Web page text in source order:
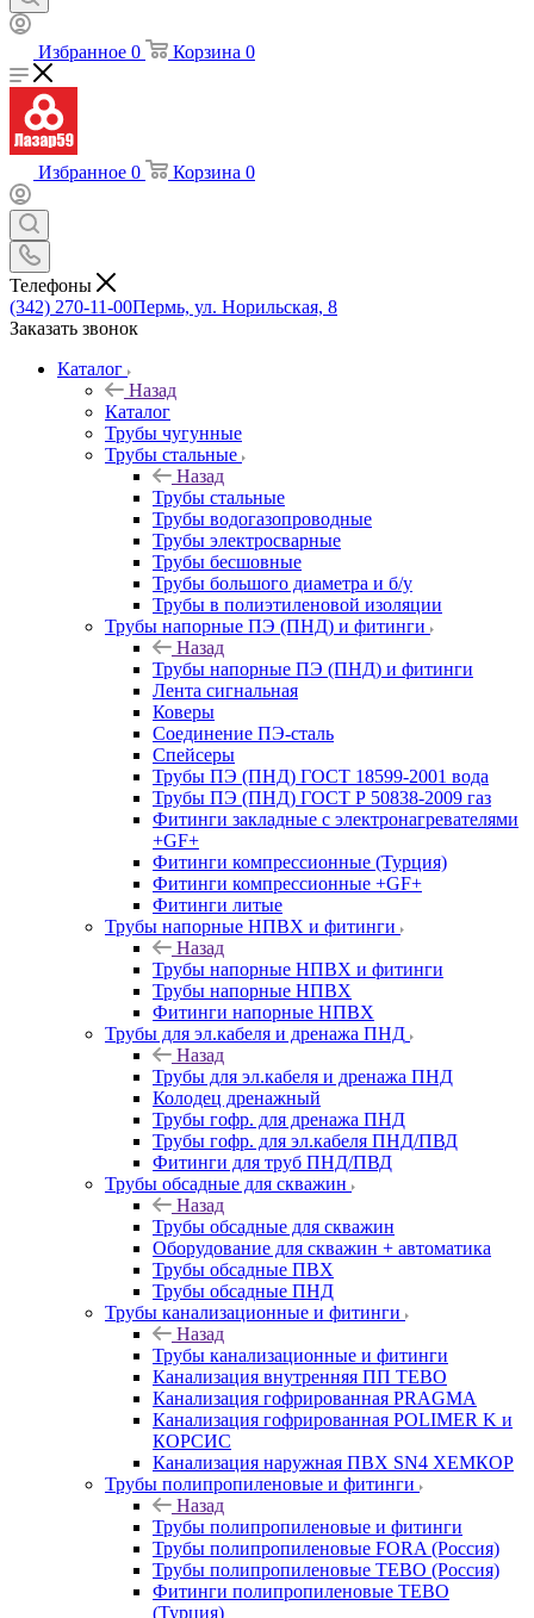
Избранное 0 Корзина 0
Избранное 0 Корзина 0
Телефоны
(342) 270-11-00Пермь, ул. Норильская, 8
Заказать звонок
Каталог
Назад
Каталог
Трубы чугунные
Трубы стальные
Назад
Трубы стальные
Трубы водогазопроводные
Трубы электросварные
Трубы бесшовные
Трубы большого диаметра и б/у
Трубы в полиэтиленовой изоляции
Трубы напорные ПЭ (ПНД) и фитинги
Назад
Трубы напорные ПЭ (ПНД) и фитинги
Лента сигнальная
Коверы
Соединение ПЭ-сталь
Спейсеры
Трубы ПЭ (ПНД) ГОСТ 18599-2001 вода
Трубы ПЭ (ПНД) ГОСТ Р 50838-2009 газ
Фитинги закладные с электронагревателями
+GF+
Фитинги компрессионные (Турция)
Фитинги компрессионные +GF+
Фитинги литые
Трубы напорные НПВХ и фитинги
Назад
Трубы напорные НПВХ и фитинги
Трубы напорные НПВХ
Фитинги напорные НПВХ
Трубы для эл.кабеля и дренажа ПНД
Назад
Трубы для эл.кабеля и дренажа ПНД
Колодец дренажный
Трубы гофр. для дренажа ПНД
Трубы гофр. для эл.кабеля ПНД/ПВД
Фитинги для труб ПНД/ПВД
Трубы обсадные для скважин
Назад
Трубы обсадные для скважин
Оборудование для скважин + автоматика
Трубы обсадные ПВХ
Трубы обсадные ПНД
Трубы канализационные и фитинги
Назад
Трубы канализационные и фитинги
Канализация внутренняя ПП TEBO
Канализация гофрированная PRAGMA
Канализация гофрированная POLIMER K и
КОРСИС
Канализация наружная ПВХ SN4 ХЕМКОР
Трубы полипропиленовые и фитинги
Назад
Трубы полипропиленовые и фитинги
Трубы полипропиленовые FORA (Россия)
Трубы полипропиленовые TEBO (Россия)
Фитинги полипропиленовые TEBO
(Турция)